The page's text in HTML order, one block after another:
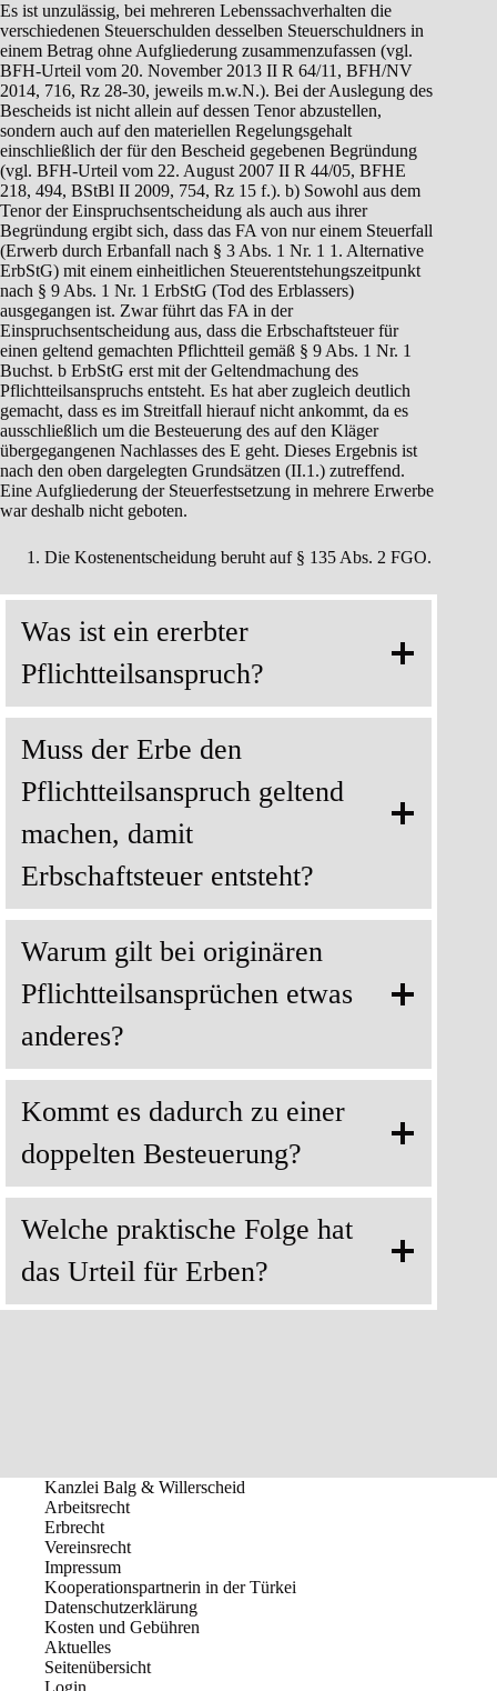
Es ist unzulässig, bei mehreren Lebenssachverhalten die
verschiedenen Steuerschulden desselben Steuerschuldners in
einem Betrag ohne Aufgliederung zusammenzufassen (vgl.
BFH-Urteil vom 20. November 2013 II R 64/11, BFH/NV
2014, 716, Rz 28-30, jeweils m.w.N.). Bei der Auslegung des
Bescheids ist nicht allein auf dessen Tenor abzustellen,
sondern auch auf den materiellen Regelungsgehalt
einschließlich der für den Bescheid gegebenen Begründung
(vgl. BFH-Urteil vom 22. August 2007 II R 44/05, BFHE
218, 494, BStBl II 2009, 754, Rz 15 f.). b) Sowohl aus dem
Tenor der Einspruchsentscheidung als auch aus ihrer
Begründung ergibt sich, dass das FA von nur einem Steuerfall
(Erwerb durch Erbanfall nach § 3 Abs. 1 Nr. 1 1. Alternative
ErbStG) mit einem einheitlichen Steuerentstehungszeitpunkt
nach § 9 Abs. 1 Nr. 1 ErbStG (Tod des Erblassers)
ausgegangen ist. Zwar führt das FA in der
Einspruchsentscheidung aus, dass die Erbschaftsteuer für
einen geltend gemachten Pflichtteil gemäß § 9 Abs. 1 Nr. 1
Buchst. b ErbStG erst mit der Geltendmachung des
Pflichtteilsanspruchs entsteht. Es hat aber zugleich deutlich
gemacht, dass es im Streitfall hierauf nicht ankommt, da es
ausschließlich um die Besteuerung des auf den Kläger
übergegangenen Nachlasses des E geht. Dieses Ergebnis ist
nach den oben dargelegten Grundsätzen (II.1.) zutreffend.
Eine Aufgliederung der Steuerfestsetzung in mehrere Erwerbe
war deshalb nicht geboten.
Die Kostenentscheidung beruht auf § 135 Abs. 2 FGO.
Was ist ein ererbter
Pflichtteilsanspruch?
Muss der Erbe den
Pflichtteilsanspruch geltend
machen, damit
Erbschaftsteuer entsteht?
Warum gilt bei originären
Pflichtteilsansprüchen etwas
anderes?
Kommt es dadurch zu einer
doppelten Besteuerung?
Welche praktische Folge hat
das Urteil für Erben?
Kanzlei Balg & Willerscheid
Arbeitsrecht
Erbrecht
Vereinsrecht
Impressum
Kooperationspartnerin in der Türkei
Datenschutzerklärung
Kosten und Gebühren
Aktuelles
Seitenübersicht
Login